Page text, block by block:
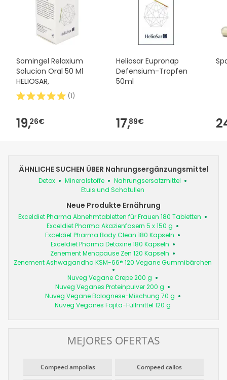
Somingel Relaxium
Solucion Oral 50 Ml
HELIOSAR,
(1)
19,26€
Heliosar Eupronap
Defensium-Tropfen
50ml
17,89€
ÄHNLICHE SUCHEN ÜBER Nahrungsergänzungsmittel
Detox Mineralstoffe
Nahrungsersatzmittel
Etuis und Schatullen
Neue Produkte Ernährung
Exceldiet Pharma Abnehmtabletten für Frauen 180 Tabletten
Exceldiet Pharma Akazienfasern 5 x 150 g
Exceldiet Pharma Body Clean 180 Kapseln
Exceldiet Pharma Detoxine 180 Kapseln
Zenement Menopause Zen 120 Kapseln
Zenement Ashwagandha KSM-66® 120 Vegane Gummibärchen
Nuveg Vegane Crepe 200 g
Nuveg Veganes Proteinpulver 200 g
Nuveg Vegane Bolognese-Mischung 70 g
Nuveg Veganes Fajita-Füllmittel 120 g
MEJORES OFERTAS
Compeed ampollas Compeed callos